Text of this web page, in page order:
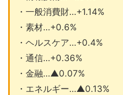
・一般消費財…+1.14%
・素材…+0.6%
・ヘルスケア…+0.4%
・通信…+0.36%
・金融…▲0.07%
・エネルギー…▲0.13%